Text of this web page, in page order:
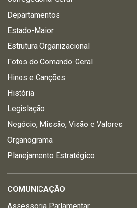
Departamentos
Estado-Maior
Estrutura Organizacional
Fotos do Comando-Geral
Hinos e Canções
História
Legislação
Negócio, Missão, Visão e Valores
Organograma
Planejamento Estratégico
COMUNICAÇÃO
Assessoria Parlamentar